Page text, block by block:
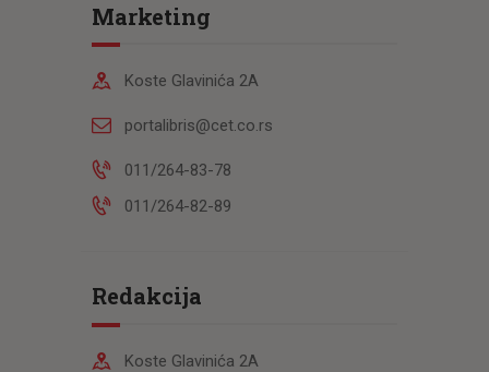
Marketing
Koste Glavinića 2A
portalibris@cet.co.rs
011/264-83-78
011/264-82-89
Redakcija
Koste Glavinića 2A